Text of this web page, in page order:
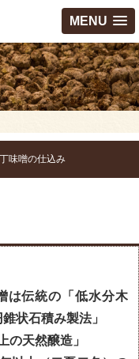
MENU
味噌の仕込み
は伝統の「低水分木
状石積み製法」
の天然醸造」